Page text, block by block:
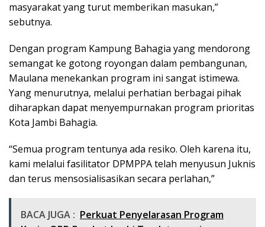
masyarakat yang turut memberikan masukan,”
sebutnya.
Dengan program Kampung Bahagia yang mendorong
semangat ke gotong royongan dalam pembangunan,
Maulana menekankan program ini sangat istimewa.
Yang menurutnya, melalui perhatian berbagai pihak
diharapkan dapat menyempurnakan program prioritas
Kota Jambi Bahagia.
“Semua program tentunya ada resiko. Oleh karena itu,
kami melalui fasilitator DPMPPA telah menyusun Juknis
dan terus mensosialisasikan secara perlahan,”
BACA JUGA : Perkuat Penyelarasan Program